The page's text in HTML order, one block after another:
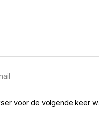
voor de volgende keer